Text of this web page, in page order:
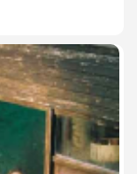
auprès du FC
Déjà
d’un clip (et
d’un elpee que
et sans